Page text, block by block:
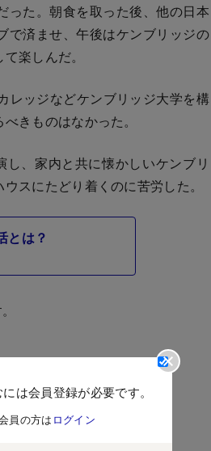
た。朝食を取った後、他の日本
で済ませ、午後はケンブリッジの
楽しんだ。
レッジなどケンブリッジ大学を構
きものはなかった。
、家内と共に懐かしいケンブリ
スにたどり着くのに苦労した。
とは？
は会員登録が必要です。
員の方は ログイン